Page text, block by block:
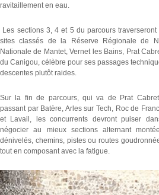
ravitaillement en eau.
Les sections 3, 4 et 5 du parcours
sites classés de la Réserve Régionale de
Nationale de Mantet, Vernet les Bains, Prat
du Canigou, célèbre pour ses passages
descentes plutôt raides.
Sur la fin de parcours, qui va de Prat
passant par Batère, Arles sur Tech, Roc de
et Lavail, les concurrents devront puiser
négocier au mieux sections alternant
dénivelés, chemins, pistes ou routes
tout en composant avec la fatigue.